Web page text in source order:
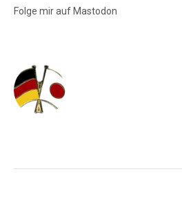
Folge mir auf Mastodon